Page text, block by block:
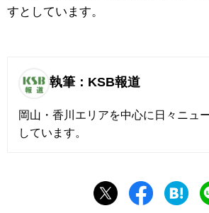
すとしています。
執筆：KSB報道
岡山・香川エリアを中心に日々ニュ
しています。